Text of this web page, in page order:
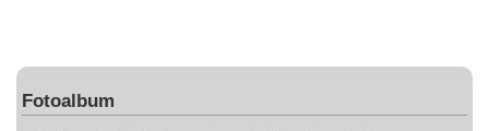
Fotoalbum